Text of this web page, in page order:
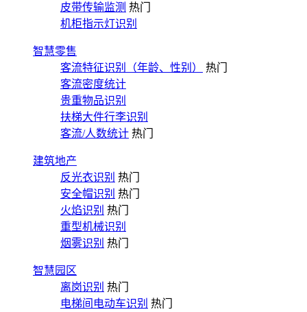
皮带传输监测 热门
机柜指示灯识别
智慧零售
客流特征识别（年龄、性别）
热门
客流密度统计
贵重物品识别
扶梯大件行李识别
客流/人数统计 热门
建筑地产
反光衣识别 热门
安全帽识别 热门
火焰识别 热门
重型机械识别
烟雾识别 热门
智慧园区
离岗识别 热门
电梯间电动车识别 热门